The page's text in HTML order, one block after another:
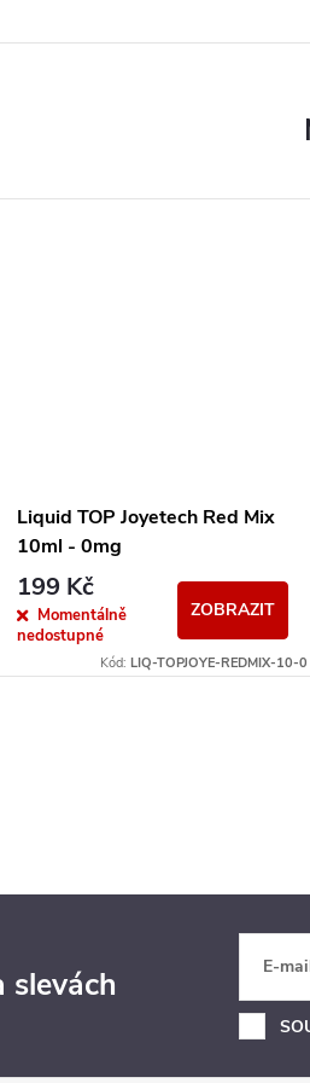
Liquid TOP Joyetech Red Mix
10ml - 0mg
199 Kč
Momentálně
nedostupné
ZOBRAZIT
Kód: LIQ-TOPJOYE-REDMIX-10-0
slevách E-